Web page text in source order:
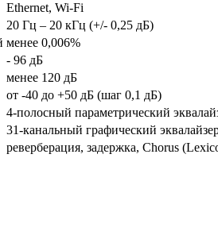
Ethernet, Wi-Fi
20 Гц – 20 кГц (+/- 0,25 дБ)
менее 0,006%
- 96 дБ
менее 120 дБ
от -40 до +50 дБ (шаг 0,1 дБ)
4-полосный параметрический
31-канальный графический
реверберация, задержка, Chorus